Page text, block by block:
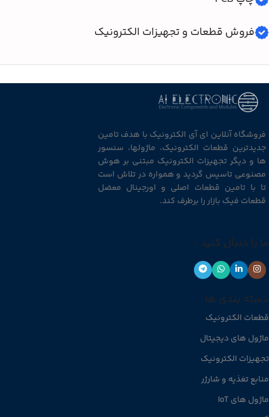
فروش قطعات و تجهیزات الکترونیک
فروشگاه آنلاین ای آی الکترونیک با هدف تامین
جدیدترین قطعات الکترونیک، ماژولها، سنسور
ها و دیگر تجهیزات الکترونیک مبتنی بر هوش
مصنوعی تاسیس گردید و همواره در تلاش است
تا با تامین قطعات اصلی و اورجینال معضل
قطعات فیک بازار را برطرف کند.
ما را دنبال کنید :
دسته بندی ها
قطعات الکترونیک
ماژول های دیجیتال
تجهیزات الکترونیک
منابع تغذیه و شارژر
ماژول های IoT